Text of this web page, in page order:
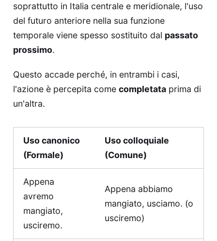
soprattutto in Italia centrale e meridionale, l'uso
del futuro anteriore nella sua funzione
temporale viene spesso sostituito dal passato
prossimo.
Questo accade perché, in entrambi i casi,
l'azione è percepita come completataprima di
un'altra.
Uso canonico
(Formale)
Uso colloquiale
(Comune)
Appena
avremo
mangiato,
usciremo.
Appena abbiamo
mangiato, usciamo. (o
usciremo)